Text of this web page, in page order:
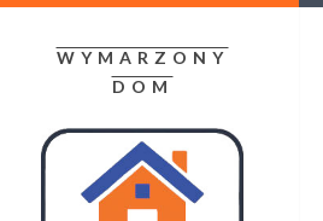
WYMARZONY
DOM